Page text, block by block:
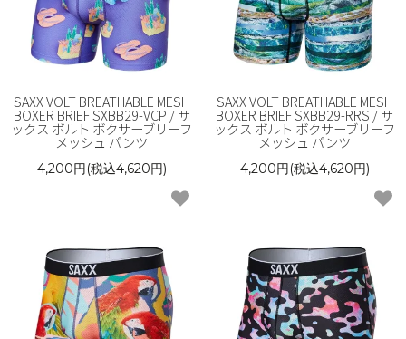
SAXX VOLT BREATHABLE MESH
BOXER BRIEF SXBB29-VCP / サ
ックス ボルト ボクサーブリーフ
メッシュ パンツ
4,200円(税込4,620円)
SAXX VOLT BREATHABLE MESH
BOXER BRIEF SXBB29-RRS / サ
ックス ボルト ボクサーブリーフ
メッシュ パンツ
4,200円(税込4,620円)